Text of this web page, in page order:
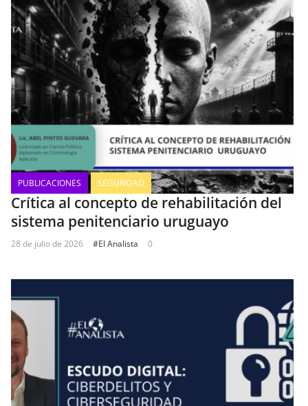
PUBLICACIONES SEGURIDAD
Crítica al concepto de rehabilitación del
sistema penitenciario uruguayo
28 de julio de 2026 #El Analista 0